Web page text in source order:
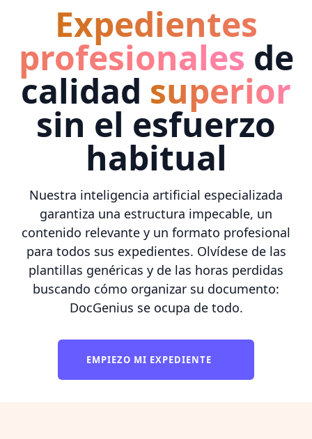
Expedientes
profesionales de
calidad superior
sin el esfuerzo
habitual
Nuestra inteligencia artificial especializada
garantiza una estructura impecable, un
contenido relevante y un formato profesional
para todos sus expedientes. Olvídese de las
plantillas genéricas y de las horas perdidas
buscando cómo organizar su documento:
DocGenius se ocupa de todo.
EMPIEZO MI EXPEDIENTE